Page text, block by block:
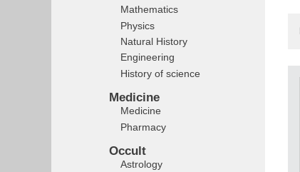
Mathematics
Physics
Natural History
Engineering
History of science
Medicine
Medicine
Pharmacy
Occult
Astrology